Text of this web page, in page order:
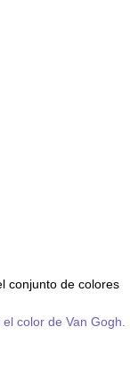
conjunto de colores
color de Van Gogh.